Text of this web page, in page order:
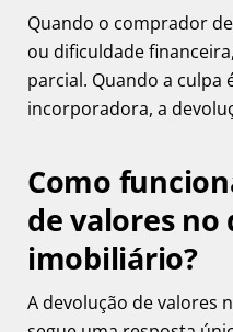
Quando o comprador
ou dificuldade
parcial. Quando a culpa
incorporadora, a
Como
de valores
imobiliário?
A devolução de valores